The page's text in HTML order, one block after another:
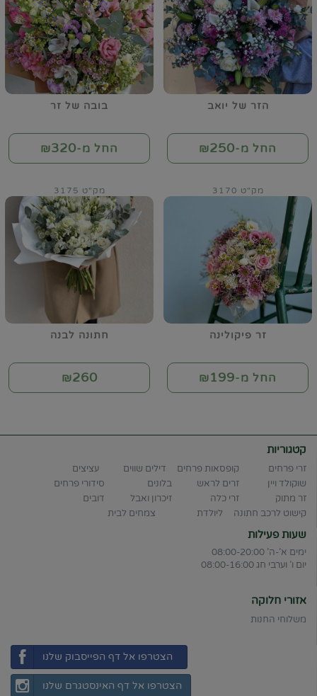
הזר של יואב
החל מ-₪250
בובה של זר
החל מ-₪320
זר פיקולינה
מק"ט 3170
החל מ-₪199
חתונה לבנה
מק"ט 3175
₪260
קטגוריות
זרי פרחים קופסאות פרחים דילים שווים
עציצים
שוקולד ויין
זרים לראש בלונים
סידורי פרחים
זר מתוק
זרי כלה זיכרון ואבל
דובים
קישוט לרכב חתונה
ליולדת צמחים לבית
שעות פעילות
ימים א'-ה' 08:00-20:00
יום ו' וערבי חג 08:00-16:00
אזורי חלוקה
משלוחי החנות
הצטרפו אל דף הפייסבוק שלנו
הצטרפו אל דף האינסטגרם שלנו